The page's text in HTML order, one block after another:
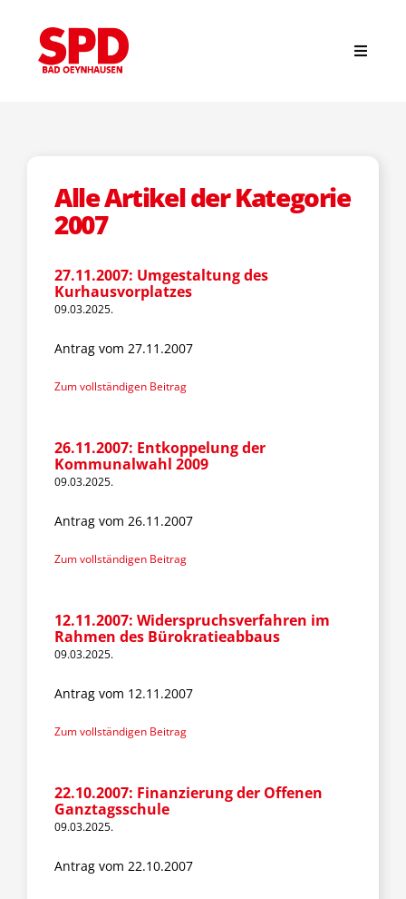
springen
Toggle
News
Stadtverband
Ortsvereine
Jusos
Kontakt
Alle Artikel der Kategorie
2007
27.11.2007: Umgestaltung des
Kurhausvorplatzes
09.03.2025.
Antrag vom 27.11.2007
Zum vollständigen Beitrag
26.11.2007: Entkoppelung der
Kommunalwahl 2009
09.03.2025.
Antrag vom 26.11.2007
Zum vollständigen Beitrag
12.11.2007: Widerspruchsverfahren im
Rahmen des Bürokratieabbaus
09.03.2025.
Antrag vom 12.11.2007
Zum vollständigen Beitrag
22.10.2007: Finanzierung der Offenen
Ganztagsschule
09.03.2025.
Antrag vom 22.10.2007